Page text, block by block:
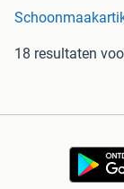
18 resultaten